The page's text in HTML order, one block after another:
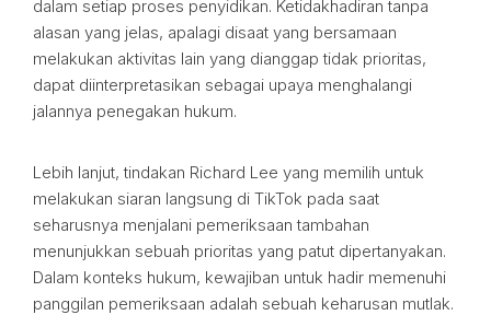
dalam setiap proses penyidikan. Ketidakhadiran tanpa
alasan yang jelas, apalagi disaat yang bersamaan
melakukan aktivitas lain yang dianggap tidak prioritas,
dapat diinterpretasikan sebagai upaya menghalangi
jalannya penegakan hukum.
Lebih lanjut, tindakan Richard Lee yang memilih untuk
melakukan siaran langsung di TikTok pada saat
seharusnya menjalani pemeriksaan tambahan
menunjukkan sebuah prioritas yang patut dipertanyakan.
Dalam konteks hukum, kewajiban untuk hadir memenuhi
panggilan pemeriksaan adalah sebuah keharusan mutlak.